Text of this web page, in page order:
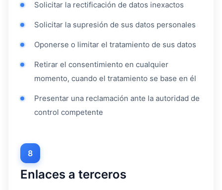
Solicitar la rectificación de datos inexactos
Solicitar la supresión de sus datos personales
Oponerse o limitar el tratamiento de sus datos
Retirar el consentimiento en cualquier
momento, cuando el tratamiento se base en él
Presentar una reclamación ante la autoridad de
control competente
8
Enlaces a terceros